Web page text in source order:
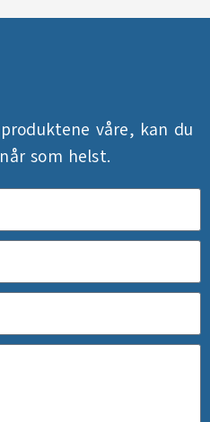
våre, kan du
som helst.